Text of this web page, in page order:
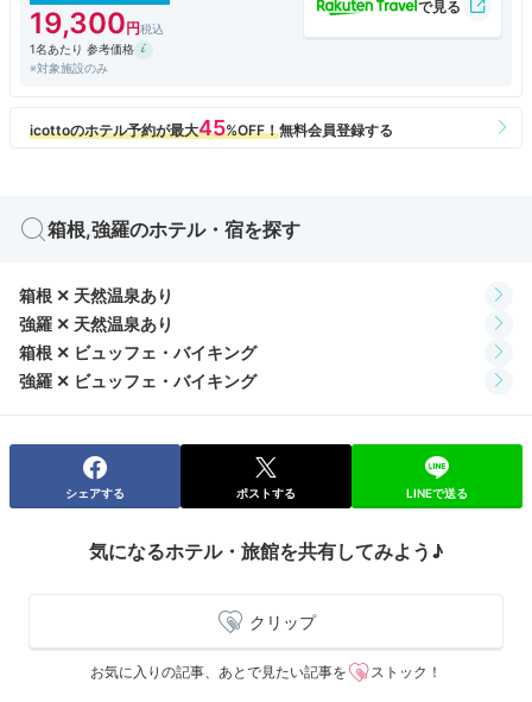
でもお願いしたら、フロントで温め対応してくるといわれました。
ドリンクバーがラウンジになり、それが充実していてたのしい。
無料のデザートのプリンがおいしかった。
19,300
1名あたり 参考価格
※対象施設のみ
箱根,強羅のホテル・宿を探す
箱根 ✕ 天然温泉あり
強羅 ✕ 天然温泉あり
箱根 ✕ ビュッフェ・バイキング
強羅 ✕ ビュッフェ・バイキング
シェアする ポストする LINEで送る
気になるホテル・旅館を共有してみよう♪
クリップ
お気に入りの記事、あとで見たい記事を ストック！